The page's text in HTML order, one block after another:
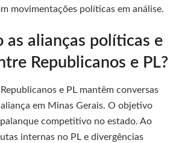
movimentações políticas em análise.
as alianças políticas e
Republicanos e PL?
e PL mantêm conversas
em Minas Gerais. O objetivo
competitivo no estado. Ao
internas no PL e divergências